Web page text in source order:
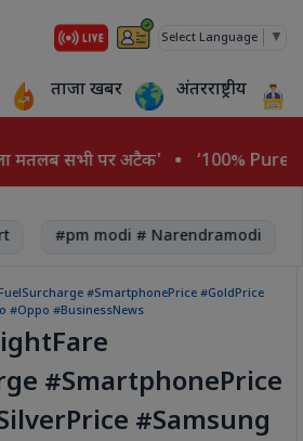
Select Language ▼
ताजा खबर अंतरराष्ट्रीय
मतलब सभी पर अटैक'
‘100% Pure-
#pm modi # Narendramodi
#SmartphonePrice #GoldPrice
#Oppo #BusinessNews
#SmartphonePrice
#Samsung